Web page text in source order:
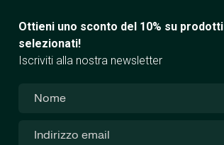
Ottieni uno sconto del 10% su prodotti
selezionati!
Iscriviti alla nostra newsletter